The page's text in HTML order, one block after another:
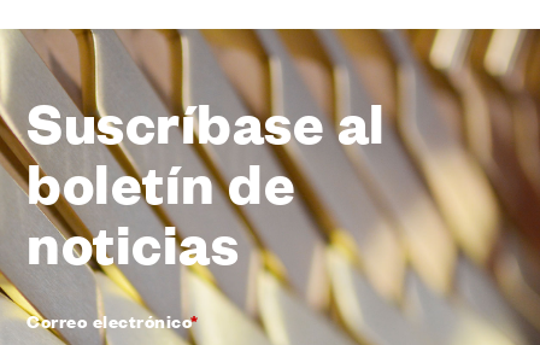
Suscríbase al
boletín de
noticias
Correo electrónico*